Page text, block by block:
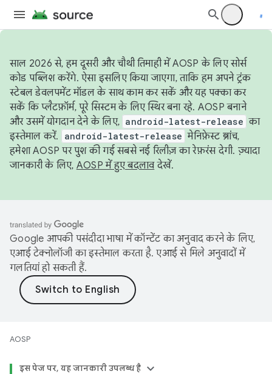
साल 2026 से, हम दूसरी और चौथी तिमाही में AOSP के लिए सोर्स
कोड पब्लिश करेंगे. ऐसा इसलिए किया जाएगा, ताकि हम अपने ट्रंक
स्टेबल डेवलपमेंट मॉडल के साथ काम कर सकें और यह पक्का कर
सकें कि प्लैटफ़ॉर्म, पूरे सिस्टम के लिए स्थिर बना रहे. AOSP बनाने
और उसमें योगदान देने के लिए, android-latest-release का
इस्तेमाल करें.
android-latest-release मेनिफ़ेस्ट ब्रांच,
हमेशा AOSP पर पुश की गई सबसे नई रिलीज़ का रेफ़रंस देगी. ज़्यादा
जानकारी के लिए, AOSP में हुए बदलावदेखें.
Google आपकी पसंदीदा भाषा में कॉन्टेंट का अनुवाद करने के लिए,
एआई टेक्नोलॉजी का इस्तेमाल करता है. एआई से मिले अनुवादों में
गलतियां हो सकती हैं.
AOSP
इस पेज पर, यह जानकारी उपलब्ध है